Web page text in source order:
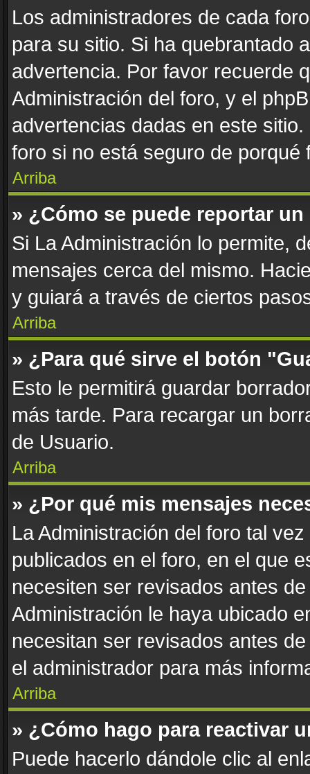
Los administradores de cada
para su sitio. Si ha quebrantado
advertencia. Por favor recuerde
Administración del foro, y el
advertencias dadas en este
foro si no está seguro de porqué
Arriba
» ¿Cómo se puede reportar
Si La Administración lo permite,
mensajes cerca del mismo.
y guiará a través de ciertos
Arriba
» ¿Para qué sirve el botón
Esto le permitirá guardar
más tarde. Para recargar un
de Usuario.
Arriba
» ¿Por qué mis mensajes
La Administración del foro tal
publicados en el foro, en el que
necesiten ser revisados antes
Administración le haya ubicado
necesitan ser revisados antes
el administrador para más
Arriba
» ¿Cómo hago para reactivar
Puede hacerlo dándole clic al